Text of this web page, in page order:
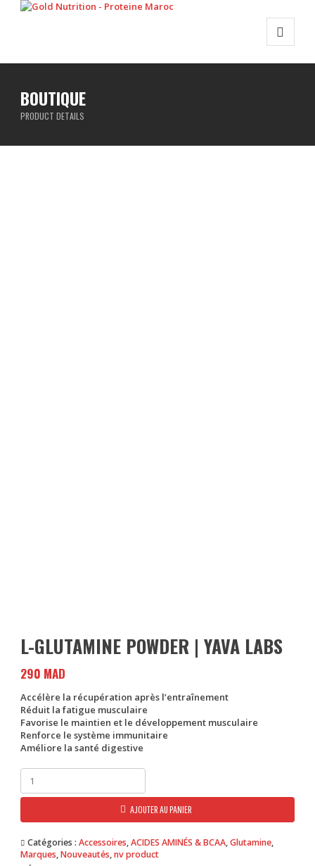
BOUTIQUE
PRODUCT DETAILS
L-GLUTAMINE POWDER | YAVA LABS
290 MAD
Accélère la récupération après l’entraînement
Réduit la fatigue musculaire
Favorise le maintien et le développement musculaire
Renforce le système immunitaire
Améliore la santé digestive
quantité
L-
Powder
|
YAVA
LABS
AJOUTER AU PANIER
Catégories :Accessoires,ACIDES AMINÉS & BCAA,Glutamine,
Marques,Nouveautés,nv product